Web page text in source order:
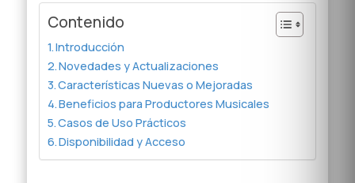
Contenido
Introducción
Novedades y Actualizaciones
Características Nuevas o Mejoradas
Beneficios para Productores Musicales
Casos de Uso Prácticos
Disponibilidad y Acceso